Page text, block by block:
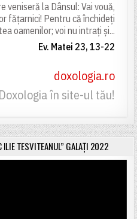
veniseră la Dânsul: Vai vouă,
fățarnici! Pentru că închideți
oamenilor; voi nu intrați și...
Ev. Matei 23, 13-22
doxologia.ro
în site-ul tău!
ILIE TESVITEANUL” GALAȚI 2022